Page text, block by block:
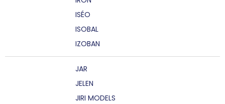
ISÉO
ISOBAL
IZOBAN
JAR
JELEN
JIRI MODELS